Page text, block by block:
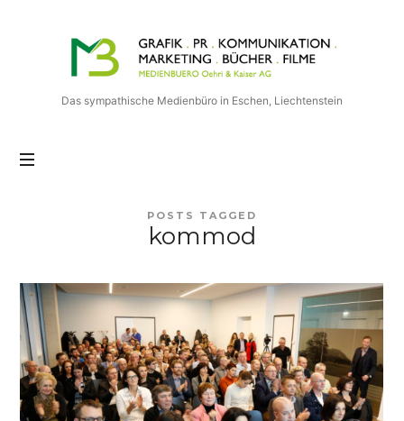
Medienbuero
Oehri
&
Kaiser
AG
Das sympathische Medienbüro in Eschen, Liechtenstein
POSTS TAGGED
kommod